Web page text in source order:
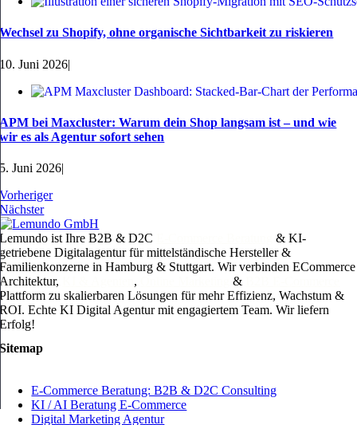
Wechsel zu Shopify, ohne organische Sichtbarkeit zu riskieren
10. Juni 2026|
APM bei Maxcluster: Warum dein Shop langsam ist – und wie
wir es als Agentur sofort sehen
5. Juni 2026|
Vorheriger
Nächster
Lemundo ist Ihre B2B & D2C
& KI-
getriebene Digitalagentur für mittelständische Hersteller &
Familienkonzerne in Hamburg & Stuttgart. Wir verbinden ECommerce
Architektur,
, &
Plattform zu skalierbaren Lösungen für mehr Effizienz, Wachstum &
ROI. Echte KI Digital Agentur mit engagiertem Team. Wir liefern
Erfolg!
Sitemap
E-Commerce Beratung: B2B & D2C Consulting
KI / AI Beratung E-Commerce
Digital Marketing Agentur